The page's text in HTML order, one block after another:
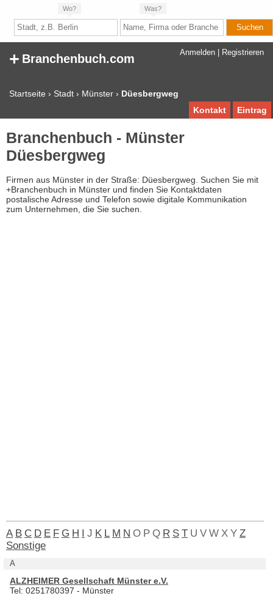
Wo? Was?
Anmelden Registrieren
+ Branchenbuch.com
Startseite › Stadt › Münster › Düesbergweg
Eintrag
Kontakt
Branchenbuch - Münster
Düesbergweg
Firmen aus Münster in der Straße: Düesbergweg. Suchen Sie mit
+Branchenbuch in Münster und finden Sie Kontaktdaten
postalische Adresse und Telefon sowie digitale Kommunikation
zum Unternehmen, die Sie suchen.
A B C D E F G H I J K L M N O P Q R S T U V W X Y Z
Sonstige
A
ALZHEIMER Gesellschaft Münster e.V.
Tel: 0251780397 - Münster